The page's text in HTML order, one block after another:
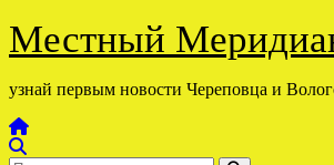
Перейти
к
Местный
узнай первым новости Череповца и